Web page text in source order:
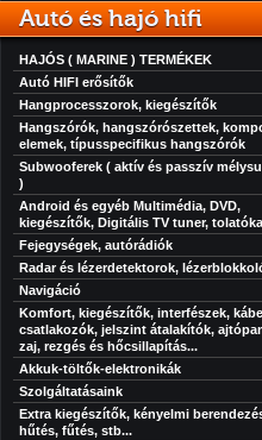
Autó és hajó hifi
HAJÓS ( MARINE ) TERMÉKEK
Autó HIFI erősítők
Hangprocesszorok, kiegészítők
Hangszórók, hangszórószettek,
elemek, típusspecifikus hangszórók
Subwooferek ( aktív és passzív
)
Android és egyéb Multimédia, DVD,
kiegészítők, Digitális TV tuner,
Fejegységek, autórádiók
Radar és lézerdetektorok,
Navigáció
Komfort, kiegészítők, interfészek,
csatlakozók, jelszint átalakítók,
zaj, rezgés és hőcsillapítás...
Akkuk-töltők-elektronikák
Szolgáltatásaink
Extra kiegészítők, kényelmi
hűtés, fűtés, stb...